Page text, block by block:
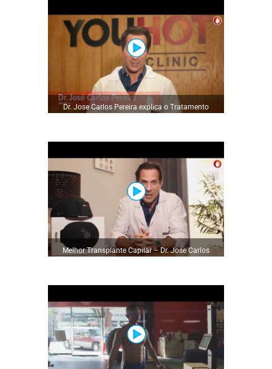
Dr. Jose Carlos Pereira explica o Tratamento
Melhor Transplante Capilar – Dr. Jose Carlos